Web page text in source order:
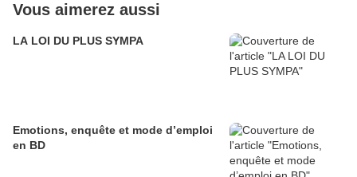
Vous aimerez aussi
LA LOI DU PLUS SYMPA
Emotions, enquête et mode d’emploi
en BD